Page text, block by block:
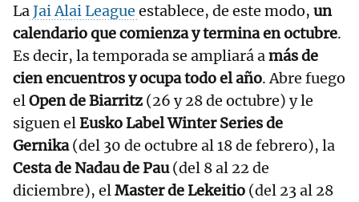
LaJai Alai League establece, de este modo, un
calendario que comienza y termina en octubre.
Es decir, la temporada se ampliará amás de
cien encuentros y ocupa todo el año. Abre fuego
elOpen de Biarritz (26 y 28 de octubre) y le
siguen elEusko Label Winter Series de
Gernika(del 30 de octubre al 18 de febrero), la
Cesta de Nadau de Pau(del 8 al 22 de
diciembre), elMaster de Lekeitio (del 23 al 28